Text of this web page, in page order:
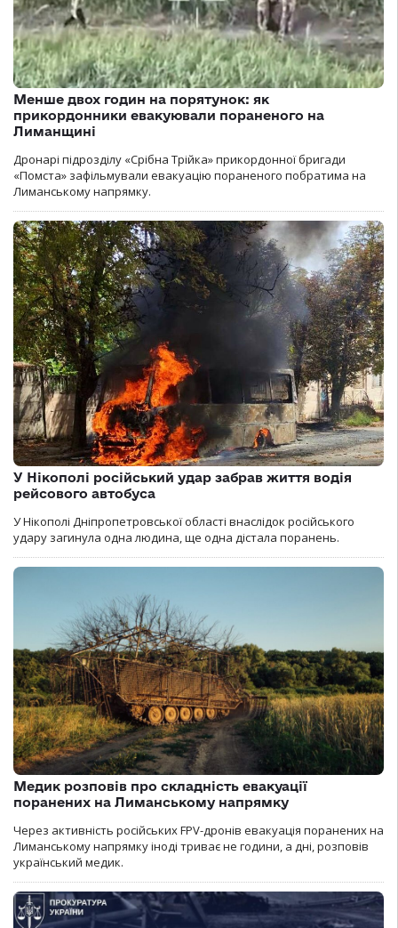
Менше двох годин на порятунок: як
прикордонники евакуювали пораненого на
Лиманщині
Дронарі підрозділу «Срібна Трійка» прикордонної бригади
«Помста» зафільмували евакуацію пораненого побратима на
Лиманському напрямку.
У Нікополі російський удар забрав життя водія
рейсового автобуса
У Нікополі Дніпропетровської області внаслідок російського
удару загинула одна людина, ще одна дістала поранень.
Медик розповів про складність евакуації
поранених на Лиманському напрямку
Через активність російських FPV-дронів евакуація поранених на
Лиманському напрямку іноді триває не години, а дні, розповів
український медик.